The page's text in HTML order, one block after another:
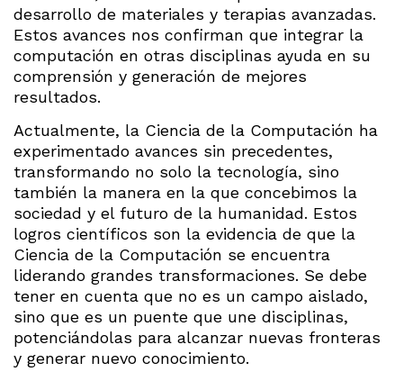
desarrollo de materiales y terapias avanzadas.
Estos avances nos confirman que integrar la
computación en otras disciplinas ayuda en su
comprensión y generación de mejores
resultados.
Actualmente, la Ciencia de la Computación ha
experimentado avances sin precedentes,
transformando no solo la tecnología, sino
también la manera en la que concebimos la
sociedad y el futuro de la humanidad. Estos
logros científicos son la evidencia de que la
Ciencia de la Computación se encuentra
liderando grandes transformaciones. Se debe
tener en cuenta que no es un campo aislado,
sino que es un puente que une disciplinas,
potenciándolas para alcanzar nuevas fronteras
y generar nuevo conocimiento.